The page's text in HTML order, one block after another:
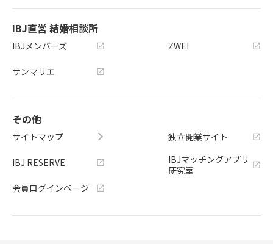
IBJ直営 結婚相談所
IBJメンバーズ
サンマリエ
ZWEI
その他
サイトマップ
IBJ RESERVE
会員ログインページ
独立開業サイト
IBJマッチングアプリ
研究室